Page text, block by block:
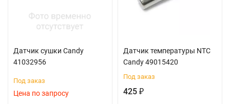
Датчик сушки Candy
41032956
Под заказ
Цена по запросу
Датчик температуры NTC
Candy 49015420
Под заказ
425 ₽